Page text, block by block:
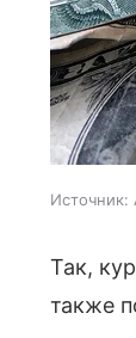
Источник:
Так,
также